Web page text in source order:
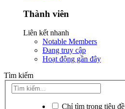
Thành viên
Liên kết nhanh
Notable Members
Đang truy cập
Hoạt động gần đây
Tìm kiếm
Chỉ tìm trong tiêu đề